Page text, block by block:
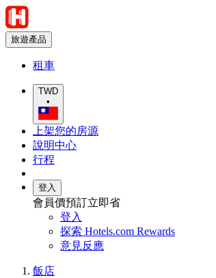
旅遊產品
租車
TWD
•
上架您的房源
說明中心
行程
登入
會員價預訂立即省
登入
探索 Hotels.com Rewards
意見反應
飯店